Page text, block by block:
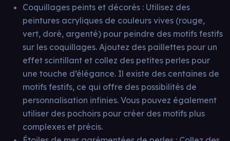
Coquillages peints et décorés : Utilisez des
peintures acryliques de couleurs vives (rouge,
vert, doré, argenté) pour peindre des motifs festifs
sur les coquillages. Ajoutez des paillettes pour un
effet scintillant et collez des petites perles pour
une touche d’élégance. Il existe des centaines de
motifs festifs, ce qui offre des possibilités de
personnalisation infinies. Vous pouvez également
utiliser des pochoirs pour créer des motifs plus
complexes et précis.